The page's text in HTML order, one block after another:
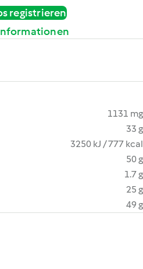
registrieren
1131 mg
33 g
3250 kJ / 777 kcal
50 g
1.7 g
25 g
49 g